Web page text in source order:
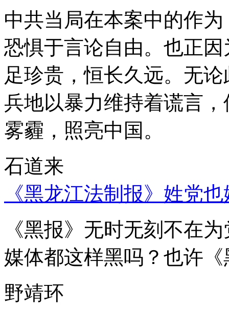
中共当局在本案中的作
恐惧于言论自由。也正
足珍贵，恒长久远。无
兵地以暴力维持着谎言
雾霾，照亮中国。
石道来
《黑龙江法制报》姓党
《黑报》无时无刻不在
媒体都这样黑吗？也许
野靖环